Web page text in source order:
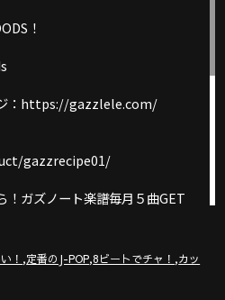
！
ジ：https://gazzlele.com/
gazzrecipe01/
！ガズノート楽譜毎月５曲GET
ら！ウクレレ技術が楽しく向
！ ,定番のJ-POP,8ビートでチャ！ ,カッ